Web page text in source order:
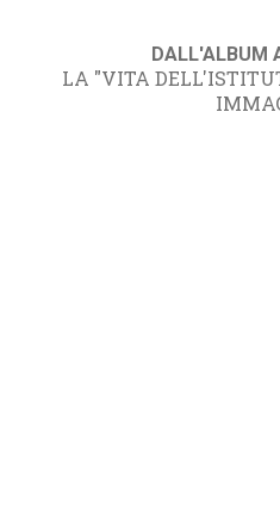
DALL'ALBUM
LA "VITA